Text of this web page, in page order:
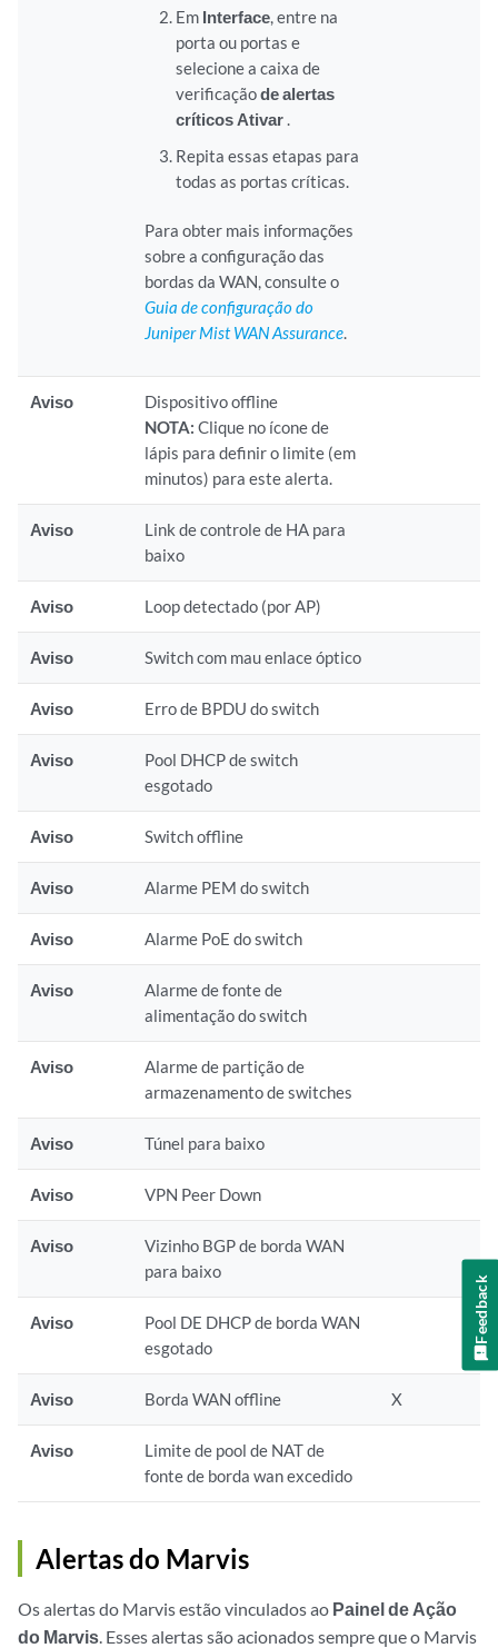
Em Interface, entre na
porta ou portas e
selecione a caixa de
verificaçãode alertas
críticos Ativar.
Repita essas etapas para
todas as portas críticas.
Para obter mais informações
sobre a configuração das
bordas da WAN, consulte o
Guia de configuração do
Juniper Mist WAN Assurance.
Aviso
Dispositivo offline
NOTA: Clique no ícone de
lápis para definir o limite (em
minutos) para este alerta.
Aviso
Link de controle de HA para
baixo
Aviso Loop detectado (por AP)
Aviso Switch com mau enlace óptico
Aviso Erro de BPDU do switch
Aviso
Pool DHCP de switch
esgotado
Aviso Switch offline
Aviso Alarme PEM do switch
Aviso Alarme PoE do switch
Aviso
Alarme de fonte de
alimentação do switch
Aviso
Alarme de partição de
armazenamento de switches
Aviso Túnel para baixo
Aviso VPN Peer Down
Aviso
Vizinho BGP de borda WAN
para baixo
Aviso
Pool DE DHCP de borda WAN
esgotado
Aviso Borda WAN offline X
Aviso
Limite de pool de NAT de
fonte de borda wan excedido
Alertas do Marvis
Os alertas do Marvis estão vinculados ao Painel de Ação
do Marvis. Esses alertas são acionados sempre que o Marvis
Feedback